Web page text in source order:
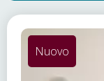
Nuovo